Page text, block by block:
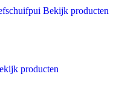
Bekijk producten
producten